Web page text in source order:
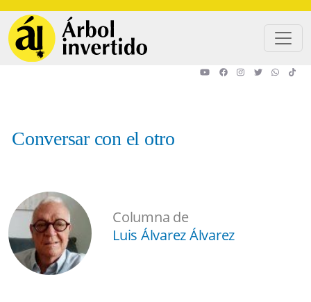
Conversar con el otro
Columna de
Luis Álvarez Álvarez